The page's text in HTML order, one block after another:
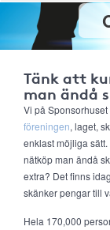
Tänk att
man ändå
Vi på
föreningen, laget,
enklast möjliga
nätköp man ändå
extra? Det finns
skänker pengar till
Hela 170,000